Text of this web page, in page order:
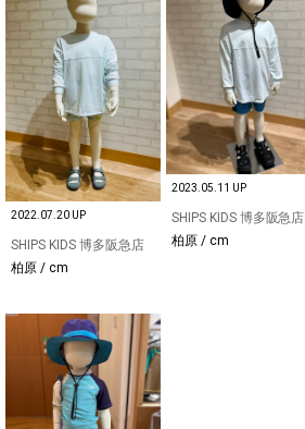
2022.07.20 UP
SHIPS KIDS 博多阪急店
柏原 / cm
2023.05.11 UP
SHIPS KIDS 博多阪急店
柏原 / cm